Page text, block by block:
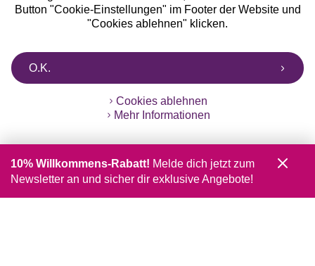
Button "Cookie-Einstellungen" im Footer der Website und
"Cookies ablehnen" klicken.
O.K.
Cookies ablehnen
Mehr Informationen
10% Willkommens-Rabatt! Melde dich jetzt zum
Newsletter an und sicher dir exklusive Angebote!